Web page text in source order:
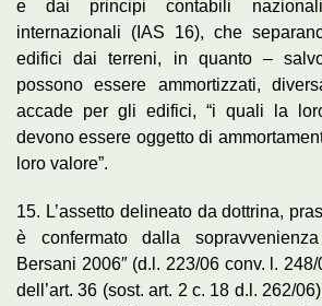
e dai principi contabili
internazionali (IAS 16), che
edifici dai terreni, in quanto –
possono essere ammortizzati,
accade per gli edifici, “i quali la
devono essere oggetto di
loro valore”.
15. L’assetto delineato da dottrina,
è confermato dalla
Bersani 2006″ (d.l. 223/06 conv. l.
dell’art. 36 (sost. art. 2 c. 18 d.l. 262/